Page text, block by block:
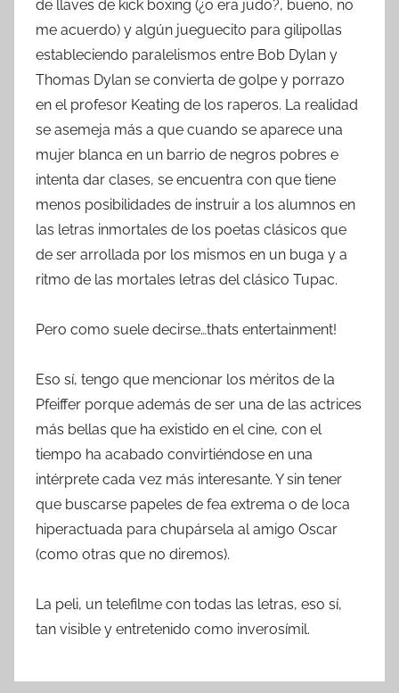
de llaves de kick boxing (¿o era judo?, bueno, no
me acuerdo) y algún jueguecito para gilipollas
estableciendo paralelismos entre Bob Dylan y
Thomas Dylan se convierta de golpe y porrazo
en el profesor Keating de los raperos. La realidad
se asemeja más a que cuando se aparece una
mujer blanca en un barrio de negros pobres e
intenta dar clases, se encuentra con que tiene
menos posibilidades de instruir a los alumnos en
las letras inmortales de los poetas clásicos que
de ser arrollada por los mismos en un buga y a
ritmo de las mortales letras del clásico Tupac.
Pero como suele decirse…thats entertainment!
Eso sí, tengo que mencionar los méritos de la
Pfeiffer porque además de ser una de las actrices
más bellas que ha existido en el cine, con el
tiempo ha acabado convirtiéndose en una
intérprete cada vez más interesante. Y sin tener
que buscarse papeles de fea extrema o de loca
hiperactuada para chupársela al amigo Oscar
(como otras que no diremos).
La peli, un telefilme con todas las letras, eso sí,
tan visible y entretenido como inverosímil.